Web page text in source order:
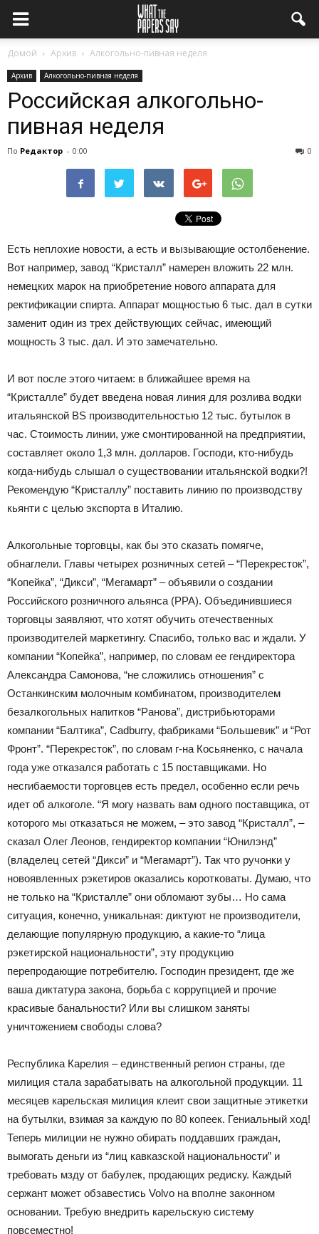
Домой Архив Алкогольно-пивная неделя
Архив Алкогольно-пивная неделя
Российская алкогольно-
пивная неделя
По Редактор - 0:00 0
Есть неплохие новости, а есть и вызывающие остолбенение.
Вот например, завод “Кристалл” намерен вложить 22 млн.
немецких марок на приобретение нового аппарата для
ректификации спирта. Аппарат мощностью 6 тыс. дал в сутки
заменит один из трех действующих сейчас, имеющий
мощность 3 тыс. дал. И это замечательно.
И вот после этого читаем: в ближайшее время на
“Кристалле” будет введена новая линия для розлива водки
итальянской BS производительностью 12 тыс. бутылок в
час. Стоимость линии, уже смонтированной на предприятии,
составляет около 1,3 млн. долларов. Господи, кто-нибудь
когда-нибудь слышал о существовании итальянской водки?!
Рекомендую “Кристаллу” поставить линию по производству
кьянти с целью экспорта в Италию.
Алкогольные торговцы, как бы это сказать помягче,
обнаглели. Главы четырех розничных сетей – “Перекресток”,
“Копейка”, “Дикси”, “Мегамарт” – объявили о создании
Российского розничного альянса (РРА). Объединившиеся
торговцы заявляют, что хотят обучить отечественных
производителей маркетингу. Спасибо, только вас и ждали. У
компании “Копейка”, например, по словам ее гендиректора
Александра Самонова, “не сложились отношения” с
Останкинским молочным комбинатом, производителем
безалкогольных напитков “Ранова”, дистрибьюторами
компании “Балтика”, Cadburry, фабриками “Большевик” и “Рот
Фронт”. “Перекресток”, по словам г-на Косьяненко, с начала
года уже отказался работать с 15 поставщиками. Но
несгибаемости торговцев есть предел, особенно если речь
идет об алкоголе. “Я могу назвать вам одного поставщика, от
которого мы отказаться не можем, – это завод “Кристалл”, –
сказал Олег Леонов, гендиректор компании “Юнилэнд”
(владелец сетей “Дикси” и “Мегамарт”). Так что ручонки у
новоявленных рэкетиров оказались коротковаты. Думаю, что
не только на “Кристалле” они обломают зубы… Но сама
ситуация, конечно, уникальная: диктуют не производители,
делающие популярную продукцию, а какие-то “лица
рэкетирской национальности”, эту продукцию
перепродающие потребителю. Господин президент, где же
ваша диктатура закона, борьба с коррупцией и прочие
красивые банальности? Или вы слишком заняты
уничтожением свободы слова?
Республика Карелия – единственный регион страны, где
милиция стала зарабатывать на алкогольной продукции. 11
месяцев карельская милиция клеит свои защитные этикетки
на бутылки, взимая за каждую по 80 копеек. Гениальный ход!
Теперь милиции не нужно обирать поддавших граждан,
вымогать деньги из “лиц кавказской национальности” и
требовать мзду от бабулек, продающих редиску. Каждый
сержант может обзавестись Volvo на вполне законном
основании. Требую внедрить карельскую систему
повсеместно!